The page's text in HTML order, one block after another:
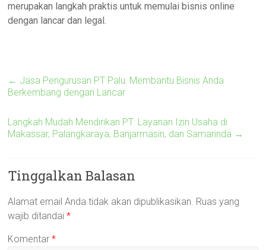
merupakan langkah praktis untuk memulai bisnis online
dengan lancar dan legal.
← Jasa Pengurusan PT Palu: Membantu Bisnis Anda
Berkembang dengan Lancar
Langkah Mudah Mendirikan PT: Layanan Izin Usaha di
Makassar, Palangkaraya, Banjarmasin, dan Samarinda →
Tinggalkan Balasan
Alamat email Anda tidak akan dipublikasikan. Ruas yang
wajib ditandai*
Komentar*